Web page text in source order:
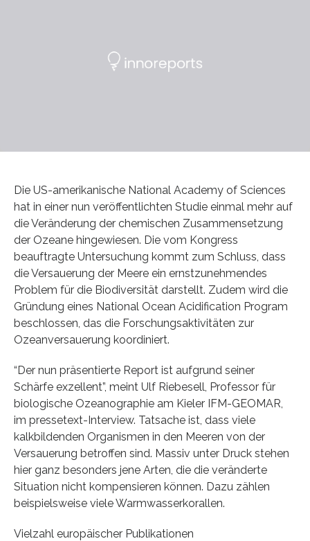
Die US-amerikanische National Academy of Sciences
hat in einer nun veröffentlichten Studie einmal mehr auf
die Veränderung der chemischen Zusammensetzung
der Ozeane hingewiesen. Die vom Kongress
beauftragte Untersuchung kommt zum Schluss, dass
die Versauerung der Meere ein ernstzunehmendes
Problem für die Biodiversität darstellt. Zudem wird die
Gründung eines National Ocean Acidification Program
beschlossen, das die Forschungsaktivitäten zur
Ozeanversauerung koordiniert.
“Der nun präsentierte Report ist aufgrund seiner
Schärfe exzellent”, meint Ulf Riebesell, Professor für
biologische Ozeanographie am Kieler IFM-GEOMAR,
im pressetext-Interview. Tatsache ist, dass viele
kalkbildenden Organismen in den Meeren von der
Versauerung betroffen sind. Massiv unter Druck stehen
hier ganz besonders jene Arten, die die veränderte
Situation nicht kompensieren können. Dazu zählen
beispielsweise viele Warmwasserkorallen.
Vielzahl europäischer Publikationen